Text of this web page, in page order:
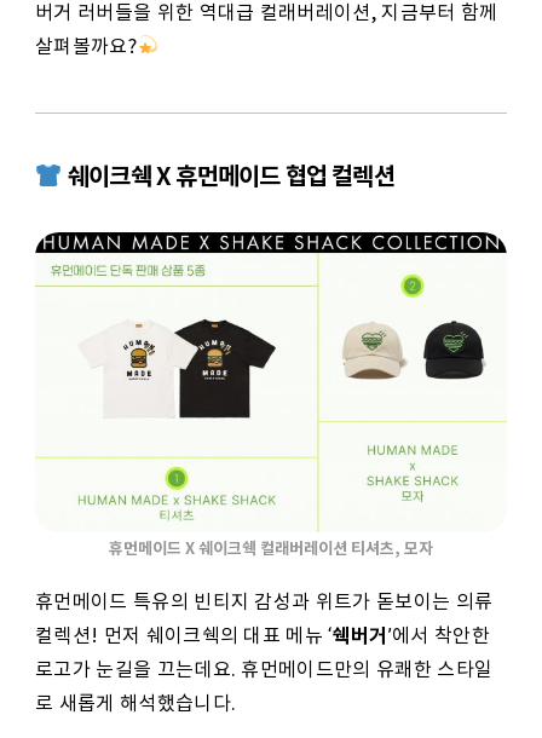
버거 러버들을 위한 역대급 컬래버레이션, 지금부터 함께
살펴볼까요?
쉐이크쉑 X 휴먼메이드 협업 컬렉션
휴먼메이드 X 쉐이크쉑 컬래버레이션 티셔츠, 모자
휴먼메이드 특유의 빈티지 감성과 위트가 돋보이는 의류
컬렉션! 먼저 쉐이크쉑의 대표 메뉴 ‘쉑버거 ’에서 착안한
로고가 눈길을 끄는데요. 휴먼메이드만의 유쾌한 스타일
로 새롭게 해석했습니다.